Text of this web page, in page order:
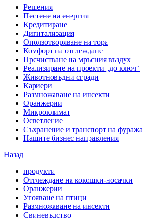
Решения
Пестене на енергия
Кредитиране
Дигитализация
Оползотворяване на тора
Комфорт на отглеждане
Пречистване на мръсния въздух
Реализиране на проекти „до ключ“
Животновъдни сгради
Кариери
Размножаване на инсекти
Оранжерии
Микроклимат
Осветление
Съхранение и транспорт на фуража
Нашите бизнес направления
Назад
продукти
Отглеждане на кокошки-носачки
Оранжерии
Угояване на птици
Размножаване на инсекти
Свиневъдство